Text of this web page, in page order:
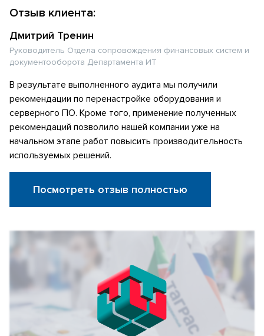
Отзыв клиента:
Дмитрий Тренин
Руководитель Отдела сопровождения финансовых систем и
документооборота Департамента ИТ
В результате выполненного аудита мы получили
рекомендации по перенастройке оборудования и
серверного ПО. Кроме того, применение полученных
рекомендаций позволило нашей компании уже на
начальном этапе работ повысить производительность
используемых решений.
Посмотреть отзыв полностью